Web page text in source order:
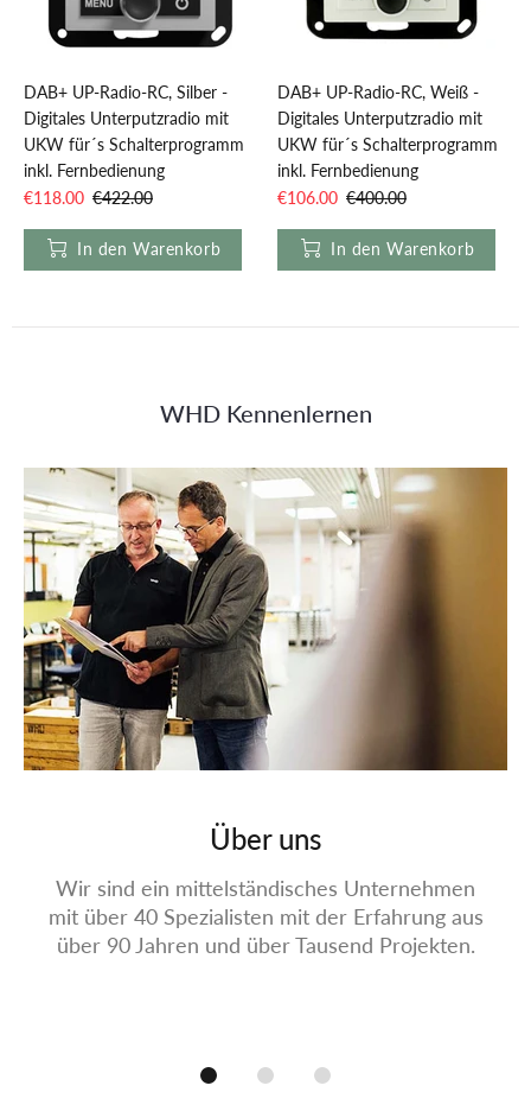
DAB+ UP-Radio-RC, Silber -
Digitales Unterputzradio mit
UKW für´s Schalterprogramm
inkl. Fernbedienung
€118.00 €422.00
In den Warenkorb
DAB+ UP-Radio-RC, Weiß -
Digitales Unterputzradio mit
UKW für´s Schalterprogramm
inkl. Fernbedienung
€106.00 €400.00
In den Warenkorb
WHD Kennenlernen
Über uns
Wir sind ein mittelständisches Unternehmen
mit über 40 Spezialisten mit der Erfahrung aus
über 90 Jahren und über Tausend Projekten.